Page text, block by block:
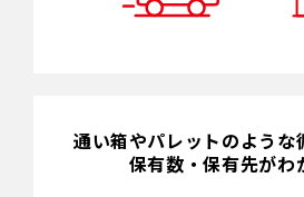
通い箱やパレットのような
保有数・保有先がわ